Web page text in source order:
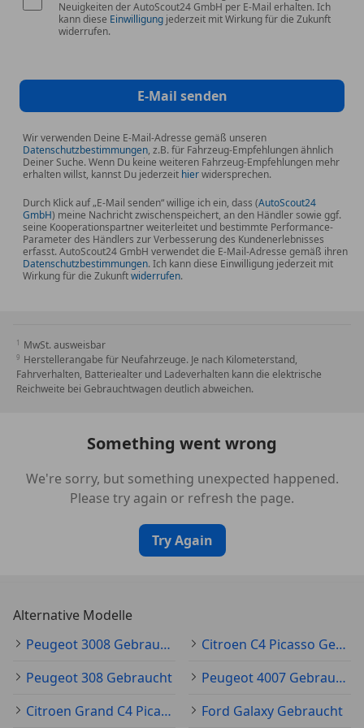
*Automatisches Einschalten der
Frontscheibenwischer
*Blende zwischen den Heckleuchten, in
hochglänzendem Schwarz
*Chat GPT
*Dekoreinlagen aus echtem Aluminium für
*Ergonomischer Komfortsitz auf der Fahrerseite mit
AGR-Gütesiegel
*Fußmatten vorn und hinten mit Ziernahten in Grün
*Keyless-System Plus (schlüsselloses Zugangs- und
*Kühlergrill in Wagenfarbe, seitliche Spoiler in
Türverkleidungen und
und in der Ablage in der Mittelkonsole
*Lüftungsdüsen in glänzendem Schwarz
Neuigkeiten der AutoScout24 GmbH per E-Mail erhalten. Ich
kann diese Einwilligung jederzeit mit Wirkung für die Zukunft
widerrufen.
E-Mail senden
Wir verwenden Deine E-Mail-Adresse gemäß unseren
Datenschutzbestimmungen, z.B. für Fahrzeug-Empfehlungen ähnlich
Deiner Suche. Wenn Du keine weiteren Fahrzeug-Empfehlungen mehr
erhalten willst, kannst Du jederzeit hierwidersprechen.
Durch Klick auf „E-Mail senden“ willige ich ein, dass (AutoScout24
GmbH) meine Nachricht zwischenspeichert, an den Händler sowie ggf.
seine Kooperationspartner weiterleitet und bestimmte Performance-
Parameter des Händlers zur Verbesserung des Kundenerlebnisses
erfasst. AutoScout24 GmbH verwendet die E-Mail-Adresse gemäß ihren
Datenschutzbestimmungen. Ich kann diese Einwilligung jederzeit mit
Wirkung für die Zukunftwiderrufen.
MwSt. ausweisbar
Herstellerangabe für Neufahrzeuge. Je nach Kilometerstand,
Fahrverhalten, Batteriealter und Ladeverhalten kann die elektrische
Reichweite bei Gebrauchtwagen deutlich abweichen.
Something went wrong
We're sorry, but something unexpected happened.
Please try again or refresh the page.
Try Again
Alternative Modelle
Peugeot 3008 Gebraucht
Citroen C4 Picasso Gebraucht
Peugeot 308 Gebraucht
Peugeot 4007 Gebraucht
Citroen Grand C4 Picasso Gebraucht
Ford Galaxy Gebraucht